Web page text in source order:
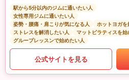
駅から5分以内のジムに通いたい人
女性専用ジムに通いたい人
姿勢・腰痛・肩こりが気になる人
ホットヨガを
ストレスを解消したい人
マットピラティスを始
グループレッスンで始めたい人
公式サイトを見る